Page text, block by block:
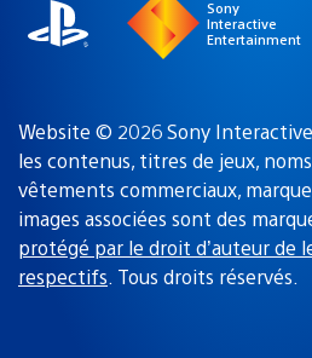
Sony
Interactive
Entertainment
Website © 2026 Sony
les contenus, titres de jeux,
vêtements commerciaux,
images associées sont des
protégé par le droit d’auteur de
respectifs. Tous droits réservés.